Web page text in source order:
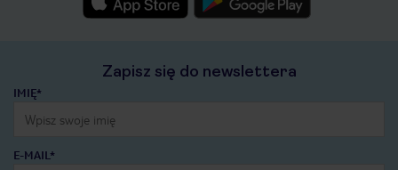
Zapisz się do newslettera
IMIĘ*
E-MAIL*